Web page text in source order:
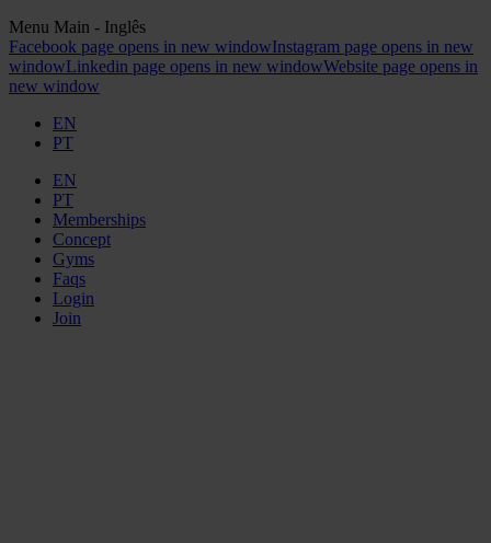
Menu Main - Inglês
Facebook page opens in new windowInstagram page opens in new
windowLinkedin page opens in new windowWebsite page opens in
new window
EN
PT
EN
PT
Memberships
Concept
Gyms
Faqs
Login
Join